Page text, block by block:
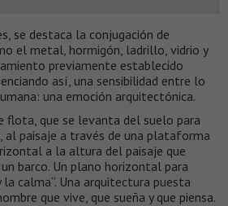
se destaca la conjugación de
el metal, hormigón, ladrillo, vidrio y
previamente establecido
así, una sensibilidad entre lo
una emoción arquitectónica.
flota, que se levanta del suelo para
al paisaje a través de una plataforma
a la altura del paisaje que
barco. Un plano horizontal para
calma”. Una arquitectura puesta
que vive, que sueña y que piensa.